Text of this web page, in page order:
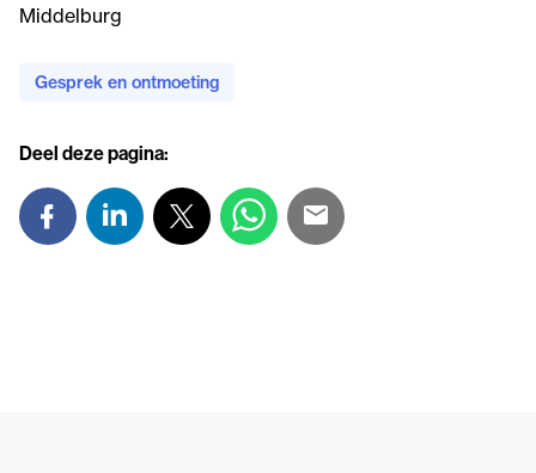
Middelburg
Gesprek en ontmoeting
Deel deze pagina: